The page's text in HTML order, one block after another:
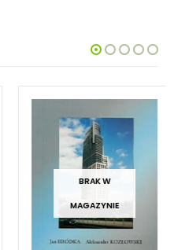
BRAK W
MAGAZYNIE